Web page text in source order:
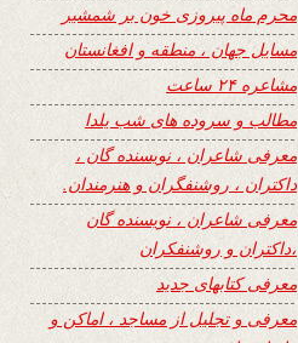
محرم ماه پیروزی خون بر شمشیر
مسایل جهان ، منطقه و افغانستان
مشاعره ۲۴ ساعت
مطالب و سروده های شب یلدا
معرفی شاعران ، نویسنده گان ،
داکتران ، روشنفگران و هنرمندان.
معرفی شاعران ، نویسنده گان
،داکتران و روشنفکران
معرفی کتابهای جدید
معرفی و تجلیل از مساجد ، اماکن و